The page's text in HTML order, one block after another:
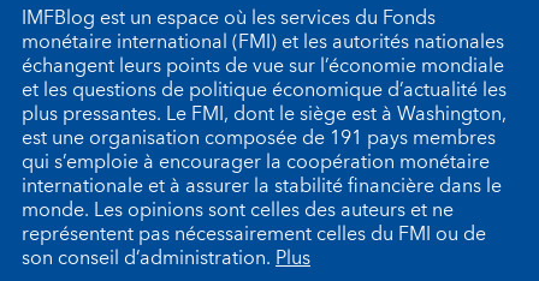
IMFBlog est un espace où les services du Fonds
monétaire international (FMI) et les autorités nationales
échangent leurs points de vue sur l’économie mondiale
et les questions de politique économique d’actualité les
plus pressantes. Le FMI, dont le siège est à Washington,
est une organisation composée de 191 pays membres
qui s’emploie à encourager la coopération monétaire
internationale et à assurer la stabilité financière dans le
monde. Les opinions sont celles des auteurs et ne
représentent pas nécessairement celles du FMI ou de
son conseil d’administration.Plus